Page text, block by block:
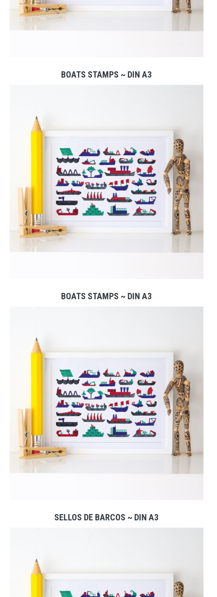
BOATS STAMPS ~ DIN A3
BOATS STAMPS ~ DIN A3
SELLOS DE BARCOS ~ DIN A3